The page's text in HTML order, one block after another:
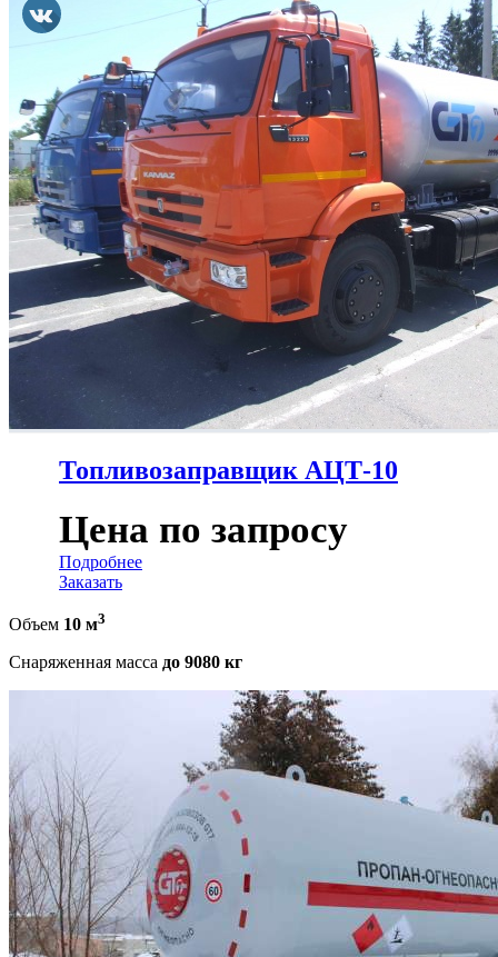
Топливозаправщик АЦТ-10
Цена по запросу
Подробнее
Заказать
Объем 10 м3
Снаряженная масса до 9080 кг